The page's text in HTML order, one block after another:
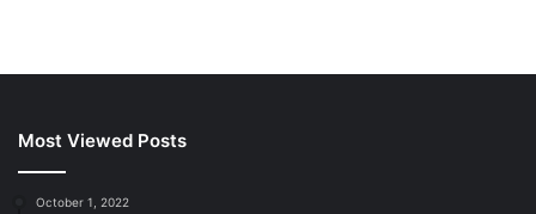
Most Viewed Posts
October 1, 2022